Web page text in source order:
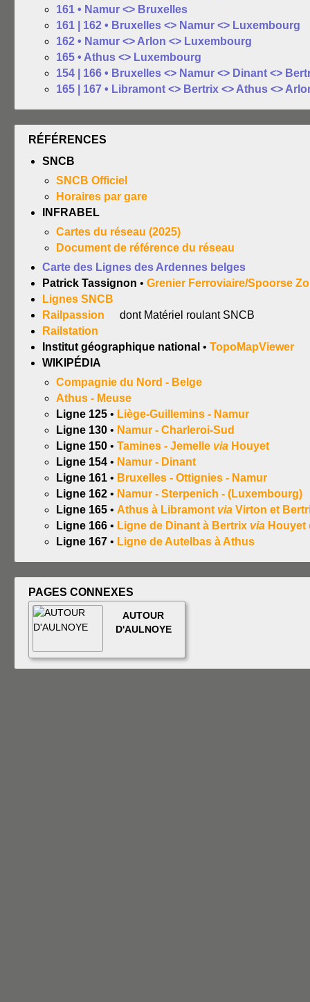
161 • Namur <> Bruxelles
161 | 162 • Bruxelles <> Namur <> Luxembourg
162 • Namur <> Arlon <> Luxembourg
165 • Athus <> Luxembourg
154 | 166 • Bruxelles <> Namur <> Dinant <>
165 | 167 • Libramont <> Bertrix <> Athus <>
RÉFÉRENCES
SNCB
SNCB Officiel
Horaires par gare
INFRABEL
Cartes du réseau (2025)
Document de référence du réseau
Carte des Lignes des Ardennes belges
Patrick Tassignon • Grenier Ferroviaire/Spoorse
Lignes SNCB
Railpassion
dont Matériel roulant SNCB
Railstation
Institut géographique national • TopoMapViewer
WIKIPÉDIA
Compagnie du Nord - Belge
Athus - Meuse
Ligne 125 • Liège-Guillemins - Namur
Ligne 130 • Namur - Charleroi-Sud
Ligne 150 • Tamines - Jemelle via Houyet
Ligne 154 • Namur - Dinant
Ligne 161 • Bruxelles - Ottignies - Namur
Ligne 162 • Namur - Sterpenich - (Luxembourg)
Ligne 165 • Athus à Libramont via Virton et
Ligne 166 • Ligne de Dinant à Bertrix via Houyet
Ligne 167 • Ligne de Autelbas à Athus
PAGES CONNEXES
AUTOUR
D'AULNOYE